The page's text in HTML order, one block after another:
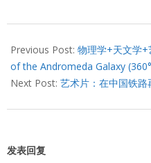
03-
30
Previous Post: 物理学+天文学
of the Andromeda Galaxy
Next Post: 艺术片：在中国铁
发表回复